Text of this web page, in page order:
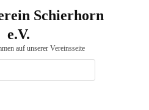
Schierhorn
e.V.
auf unserer Vereinsseite